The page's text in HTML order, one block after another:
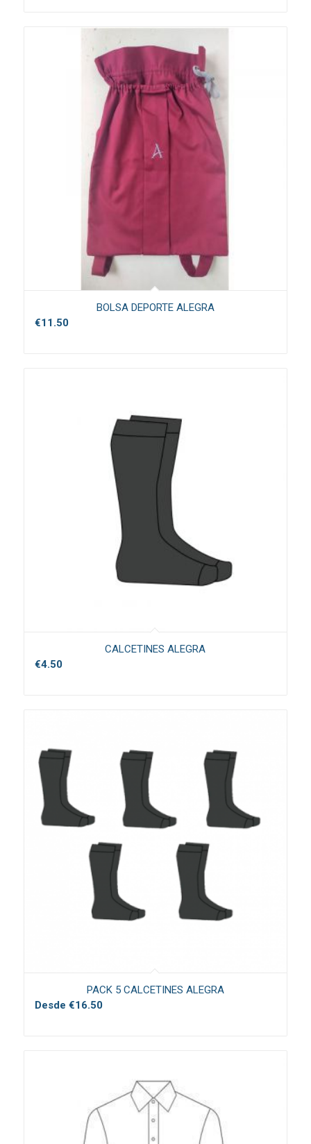
BOLSA DEPORTE ALEGRA
€11.50
CALCETINES ALEGRA
€4.50
PACK 5 CALCETINES ALEGRA
Desde €16.50